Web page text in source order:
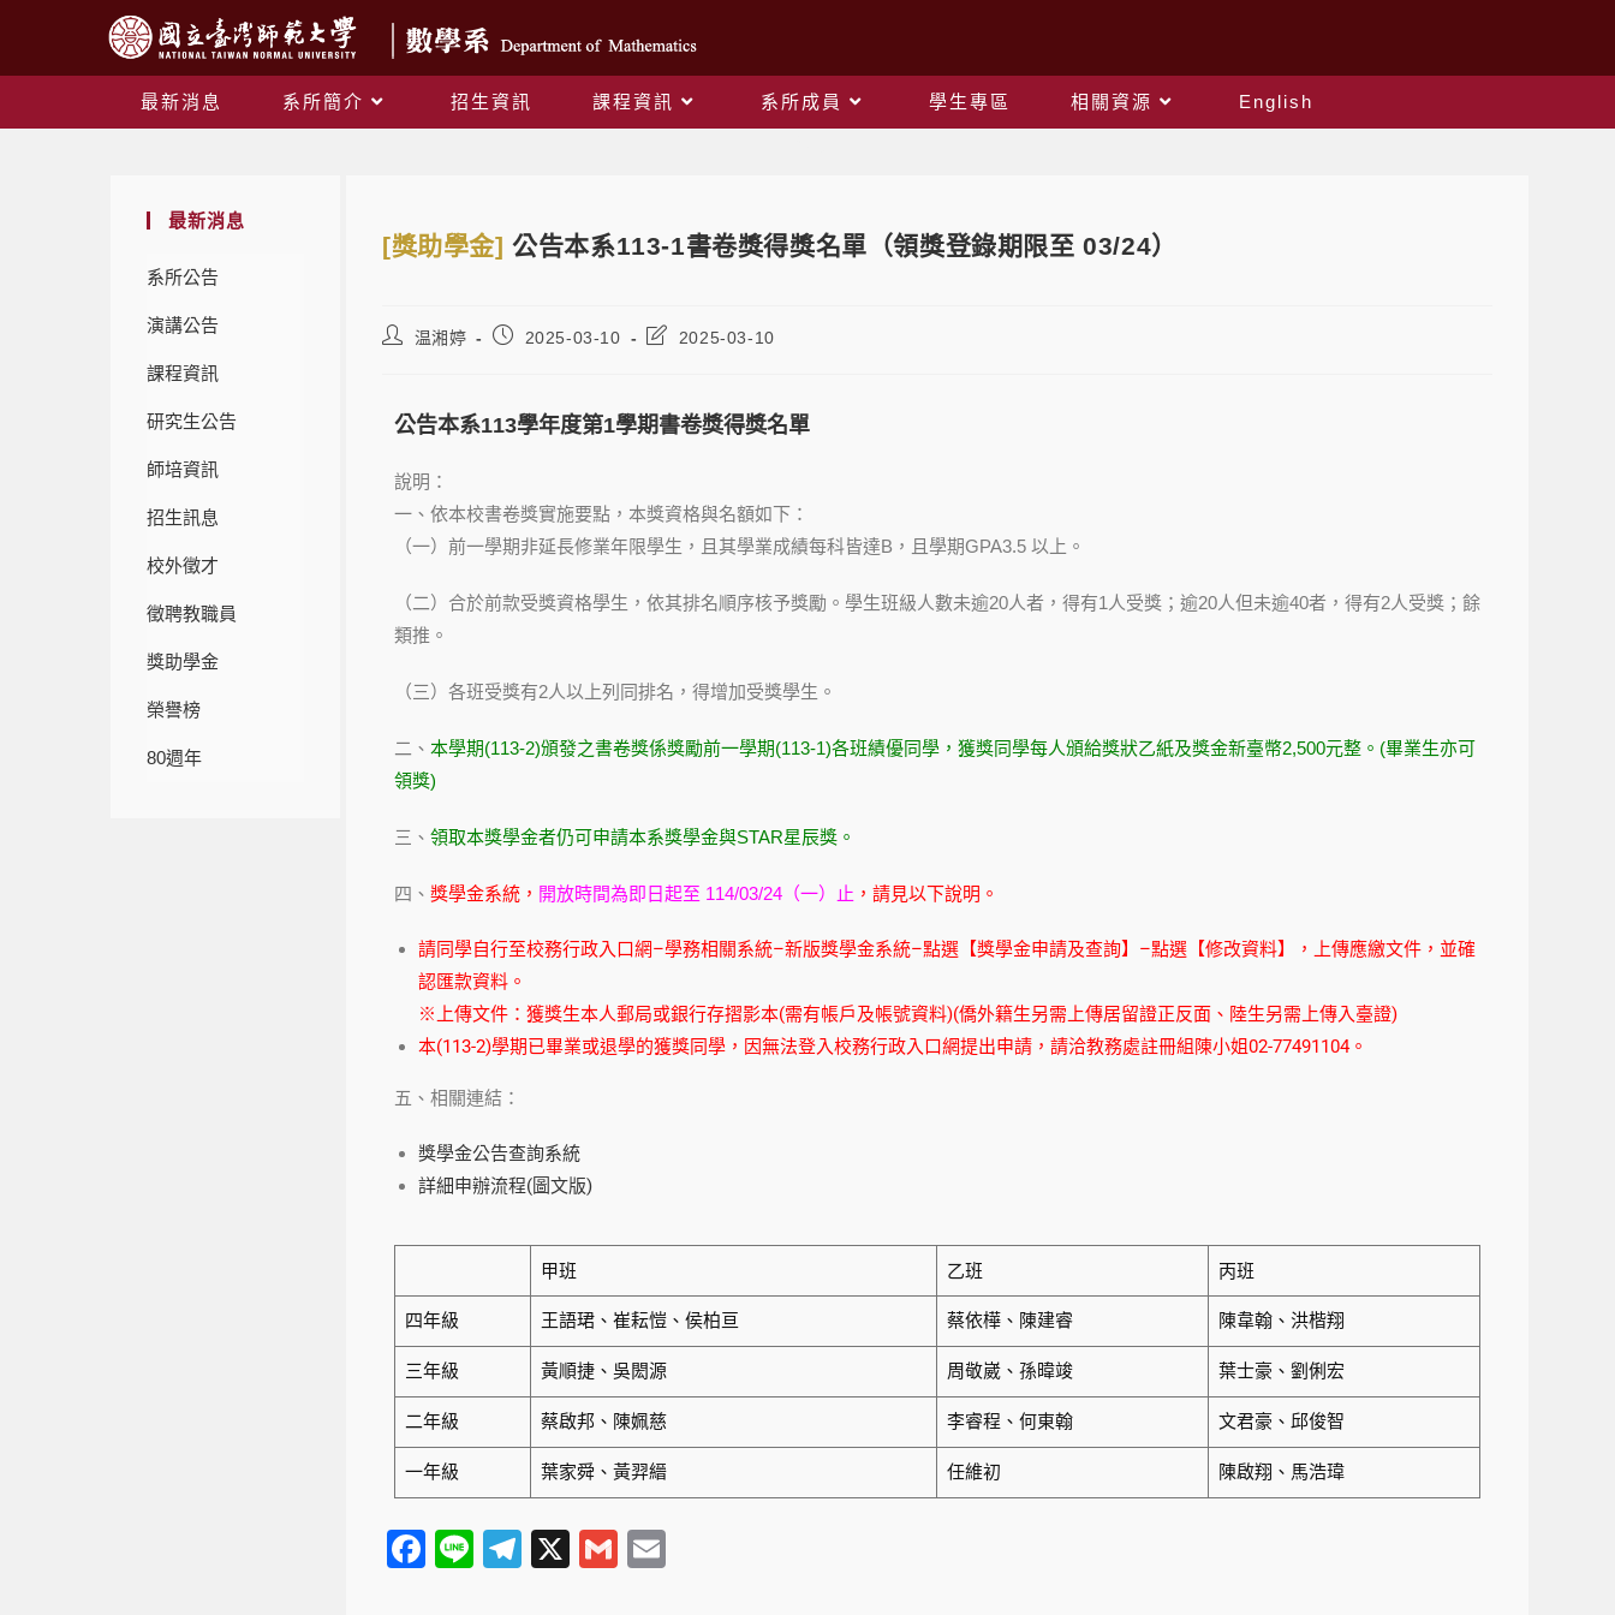
最新消息 系所簡介 招生資訊 課程資訊 系所成員 學生專區 相關資源
English
最新消息
系所公告
演講公告
課程資訊
研究生公告
師培資訊
招生訊息
校外徵才
徵聘教職員
獎助學金
榮譽榜
80週年
[獎助學金]公告本系113-1書卷獎得獎名單（領獎登錄期限至 03/24）
温湘婷 2025-03-10 2025-03-10
公告本系113學年度第1學期書卷獎得獎名單
說明：
一、依本校書卷獎實施要點，本獎資格與名額如下：
（一）前一學期非延長修業年限學生，且其學業成績每科皆達B，且學期GPA3.5 以上。
（二）合於前款受獎資格學生，依其排名順序核予獎勵。學生班級人數未逾20人者，得有1人受獎；逾20人但未逾40者，得有2人受獎；餘
類推。
（三）各班受獎有2人以上列同排名，得增加受獎學生。
二、 本學期(113-2)頒發之書卷獎係獎勵前一學期(113-1)各班績優同學，獲獎同學每人頒給獎狀乙紙及獎金新臺幣2,500元整。(畢業生亦可
領獎)
三、 領取本獎學金者仍可申請本系獎學金與STAR星辰獎。
四、 獎學金系統， 開放時間為即日起至 114/03/24（一）止 ，請見以下說明。
請同學自行至校務行政入口網–學務相關系統–新版獎學金系統–點選【獎學金申請及查詢】–點選【修改資料】，上傳應繳文件，並確
認匯款資料。
※上傳文件：獲獎生本人郵局或銀行存摺影本(需有帳戶及帳號資料)(僑外籍生另需上傳居留證正反面、陸生另需上傳入臺證)
本(113-2)學期已畢業或退學的獲獎同學，因無法登入校務行政入口網提出申請，請洽教務處註冊組陳小姐02-77491104。
五、相關連結：
獎學金公告查詢系統
詳細申辦流程(圖文版)
甲班 乙班 丙班
四年級 王語珺、崔耘愷、侯柏亘 蔡依樺、陳建睿 陳韋翰、洪楷翔
三年級 黃順捷、吳閎源 周敬崴、孫暐竣 葉士豪、劉俐宏
二年級 蔡啟邦、陳姵慈 李睿程、何東翰 文君豪、邱俊智
一年級 葉家舜、黃羿縉 任維初 陳啟翔、馬浩瑋
F
Li
T
X
G